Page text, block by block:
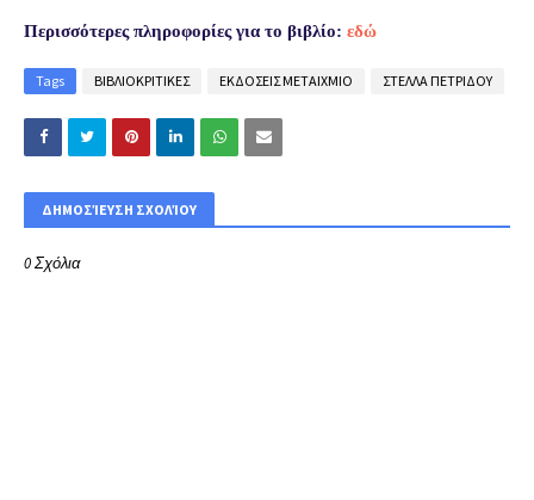
Περισσότερες πληροφορίες για το βιβλίο: εδώ
Tags ΒΙΒΛΙΟΚΡΙΤΙΚΕΣ ΕΚΔΟΣΕΙΣ ΜΕΤΑΙΧΜΙΟ ΣΤΕΛΛΑ ΠΕΤΡΙΔΟΥ
ΔΗΜΟΣΊΕΥΣΗ ΣΧΟΛΊΟΥ
0 Σχόλια